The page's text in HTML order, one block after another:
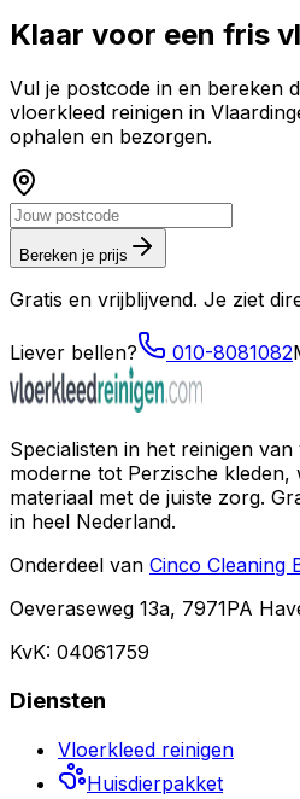
Klaar voor een fris
Vul je postcode in en bereken
vloerkleed reinigen in
ophalen en bezorgen.
Bereken je prijs
Gratis en vrijblijvend. Je ziet
Liever bellen? 010-8081082
Specialisten in het reinigen
moderne tot Perzische kleden,
materiaal met de juiste zorg.
in heel Nederland.
Onderdeel van Cinco Cleaning
Oeveraseweg 13a, 7971PA
KvK: 04061759
Diensten
Vloerkleed reinigen
Huisdierpakket